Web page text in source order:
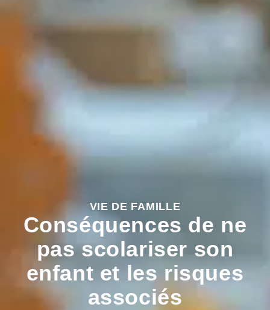
VIE DE FAMILLE
Conséquences de ne
pas scolariser son
enfant et les risques
associés